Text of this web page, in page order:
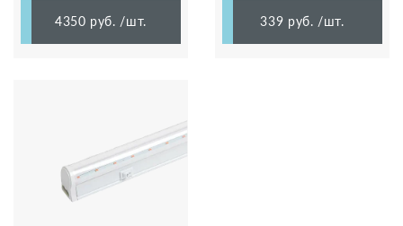
4350 руб. /шт. 339 руб. /шт.